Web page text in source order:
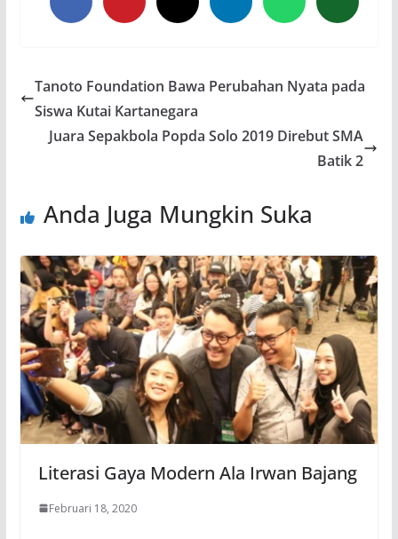
Tanoto Foundation Bawa Perubahan Nyata pada
Siswa Kutai Kartanegara
Juara Sepakbola Popda Solo 2019 Direbut SMA
Batik 2
Anda Juga Mungkin Suka
Literasi Gaya Modern Ala Irwan Bajang
Februari 18, 2020